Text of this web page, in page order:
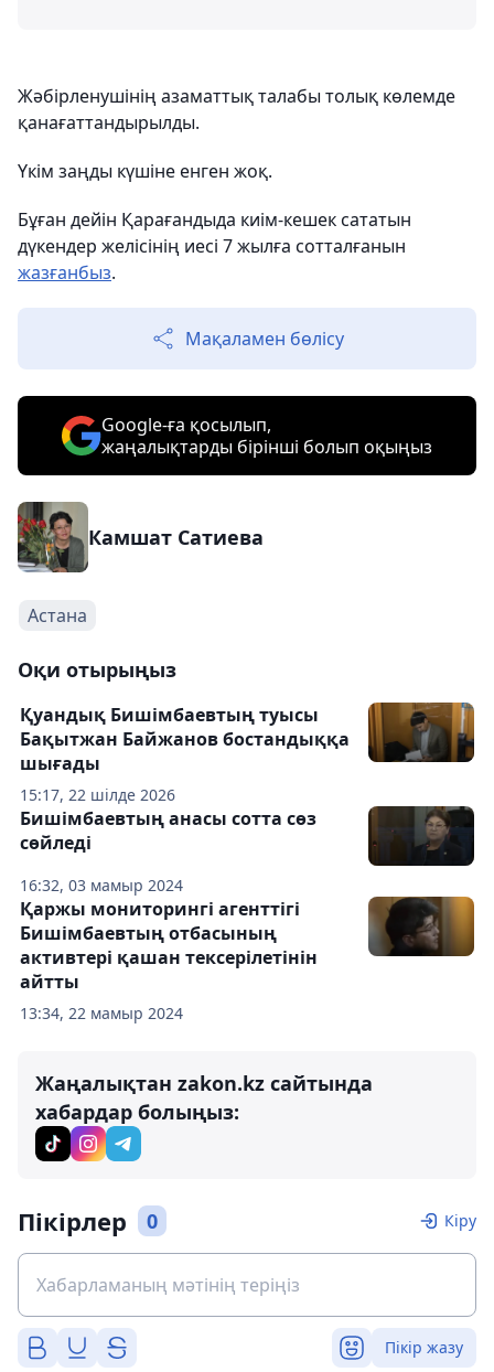
Жәбірленушінің азаматтық талабы толық көлемде
қанағаттандырылды.
Үкім заңды күшіне енген жоқ.
Бұған дейін Қарағандыда киім-кешек сататын
дүкендер желісінің иесі 7 жылға сотталғанын
жазғанбыз.
Мақаламен бөлісу
Google-ға қосылып,
жаңалықтарды бірінші болып оқыңыз
Камшат Сатиева
Астана
Оқи отырыңыз
15:17, 22 шілде 2026
Қуандық Бишімбаевтың туысы
Бақытжан Байжанов бостандыққа
шығады
16:32, 03 мамыр 2024
Бишімбаевтың анасы сотта сөз
сөйледі
13:34, 22 мамыр 2024
Қаржы мониторингі агенттігі
Бишімбаевтың отбасының
активтері қашан тексерілетінін
айтты
Жаңалықтан zakon.kz сайтында
хабардар болыңыз:
Пікірлер 0 Кіру
Пікір жазу